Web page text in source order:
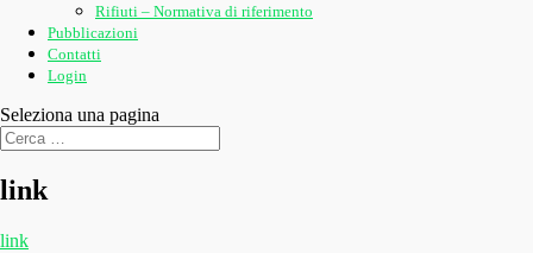
Rifiuti – Normativa di riferimento
Pubblicazioni
Contatti
Login
Seleziona una pagina
link
link